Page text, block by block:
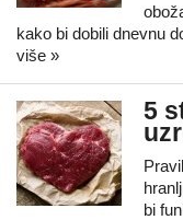
kako bi dobili dnevnu
više »
5
bi